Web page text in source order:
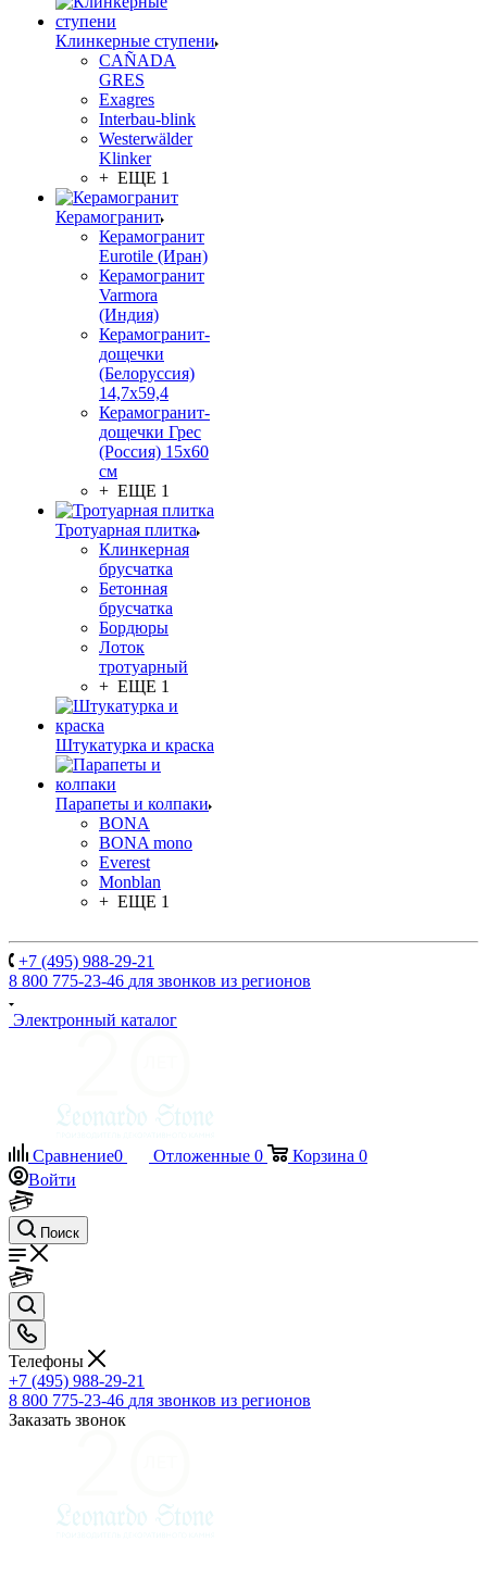
Клинкерные ступени
CAÑADA
GRES
Exagres
Interbau-blink
Westerwälder
Klinker
+ ЕЩЕ 1
Керамогранит
Керамогранит
Eurotile (Иран)
Керамогранит
Varmora
(Индия)
Керамогранит-
дощечки
(Белоруссия)
14,7x59,4
Керамогранит-
дощечки Грес
(Россия) 15х60
см
+ ЕЩЕ 1
Тротуарная плитка
Клинкерная
брусчатка
Бетонная
брусчатка
Бордюры
Лоток
тротуарный
+ ЕЩЕ 1
Штукатурка и краска
Парапеты и колпаки
BONA
BONA mono
Everest
Monblan
+ ЕЩЕ 1
+7 (495) 988-29-21
8 800 775-23-46 для звонков из регионов
Электронный каталог
Сравнение0 Отложенные 0 Корзина 0
Войти
Поиск
Телефоны
+7 (495) 988-29-21
8 800 775-23-46 для звонков из регионов
Заказать звонок